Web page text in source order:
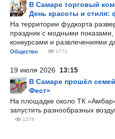
В Самаре торговый
День красоты и стиля:
На территории фудкорта
праздник с модными показами,
конкурсами и развлечениями
Общество 1771
19 июля 2026 13:15
В Самаре прошёл
Фест»
На площадке около ТК
запустить разнообразных
1278